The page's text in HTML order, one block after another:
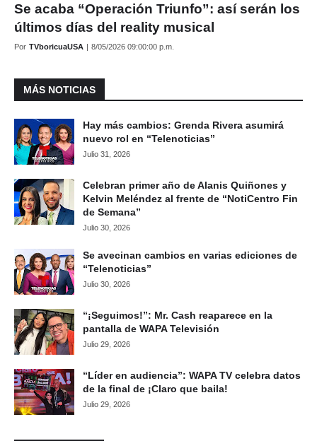
Se acaba “Operación Triunfo”: así serán los
últimos días del reality musical
Por TVboricuaUSA | 8/05/2026 09:00:00 p.m.
MÁS NOTICIAS
Hay más cambios: Grenda Rivera asumirá
nuevo rol en “Telenoticias”
Julio 31, 2026
Celebran primer año de Alanis Quiñones y
Kelvin Meléndez al frente de “NotiCentro Fin
de Semana”
Julio 30, 2026
Se avecinan cambios en varias ediciones de
“Telenoticias”
Julio 30, 2026
“¡Seguimos!”: Mr. Cash reaparece en la
pantalla de WAPA Televisión
Julio 29, 2026
“Líder en audiencia”: WAPA TV celebra datos
de la final de ¡Claro que baila!
Julio 29, 2026